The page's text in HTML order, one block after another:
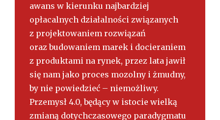
awans w kierunku najbardziej
opłacalnych działalności związanych
z projektowaniem rozwiązań
oraz budowaniem marek i docieraniem
z produktami na rynek, przez lata jawił
się nam jako proces mozolny i żmudny,
by nie powiedzieć – niemożliwy.
Przemysł 4.0, będący w istocie wielką
zmianą dotychczasowego paradygmatu